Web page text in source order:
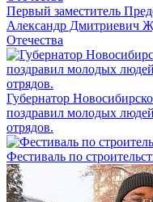
Первый заместитель
Александр Дмитриевич
Отечества
Губернатор
поздравил молодых
отрядов.
Фестиваль по